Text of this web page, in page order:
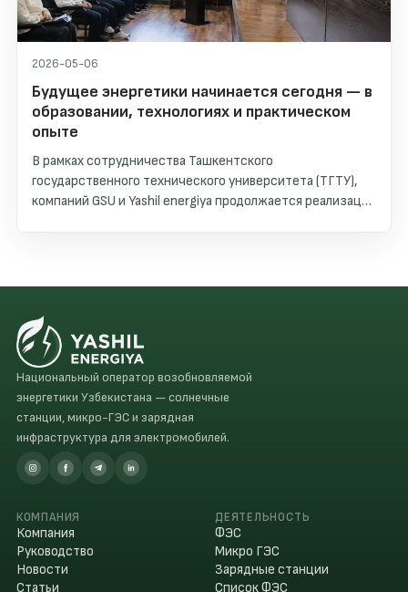
2026-05-06
Будущее энергетики начинается сегодня — в
образовании, технологиях и практическом
опыте
В рамках сотрудничества Ташкентского
государственного технического университета (ТГТУ),
компаний GSU и Yashil energiya продолжается реализация
Национальный оператор возобновляемой
энергетики Узбекистана — солнечные
станции, микро-ГЭС и зарядная
инфраструктура для электромобилей.
КОМПАНИЯ
Компания
Руководство
Новости
Статьи
ДЕЯТЕЛЬНОСТЬ
ФЭС
Микро ГЭС
Зарядные станции
Список ФЭС